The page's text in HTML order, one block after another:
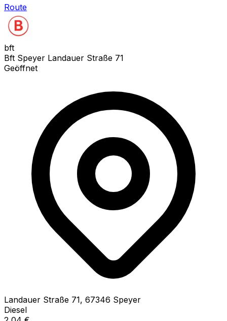
Route
bft
Bft Speyer Landauer Straße 71
Geöffnet
Landauer Straße 71, 67346 Speyer
Diesel